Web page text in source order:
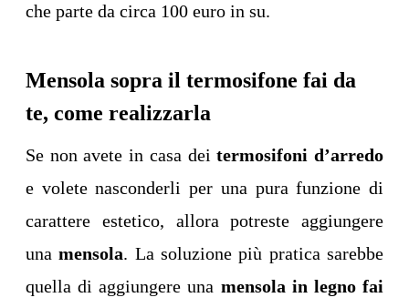
che parte da circa 100 euro in su.
Mensola sopra il termosifone fai da
te, come realizzarla
Se non avete in casa deitermosifoni d’arredo
e volete nasconderli per una pura funzione di
carattere estetico, allora potreste aggiungere
unamensola. La soluzione più pratica sarebbe
quella di aggiungere una mensola in legno fai